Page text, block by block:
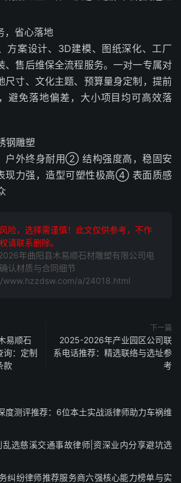
，省心落地
方案设计、3D建模、图纸深化、工厂
、售后维保全流程服务。一对一专属对
尺寸、文化主题、预算量身定制，提前
避免落地偏差，大小项目均可高效落
钢雕塑
外终身耐用② 结构强度高，稳固安
力强，造型可塑性极高④ 表面质感
险，选择需谨慎！此文仅供参考，不作
请联系删除。
年曲阳县木易顺石材雕塑有限公司电
认材质与合同细节
www.hzzdsw.com/a/24018.html
易顺石
询：定制
款
下一篇
2025-2026年产业园区公司联
系电话推荐：精选联络与选址参
考
度测评推荐：6位本土实战派律师助力车祸维
选慈溪交通事故律师|资深业内分享避坑选
纠纷律师推荐服务商六强核心能力榜单与实